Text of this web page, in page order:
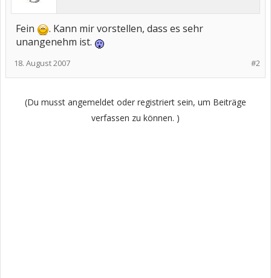
Fein
. Kann mir vorstellen, dass es sehr
unangenehm ist.
#2
18. August 2007
(Du musst angemeldet oder registriert sein, um Beiträge
verfassen zu können. )